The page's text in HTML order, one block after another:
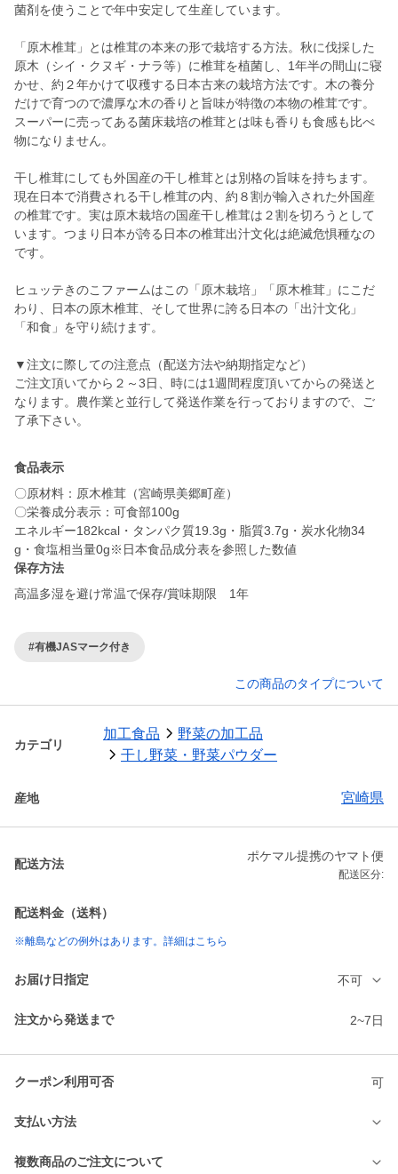
菌剤を使うことで年中安定して生産しています。
「原木椎茸」とは椎茸の本来の形で栽培する方法。秋に伐採した
原木（シイ・クヌギ・ナラ等）に椎茸を植菌し、1年半の間山に寝
かせ、約２年かけて収穫する日本古来の栽培方法です。木の養分
だけで育つので濃厚な木の香りと旨味が特徴の本物の椎茸です。
スーパーに売ってある菌床栽培の椎茸とは味も香りも食感も比べ
物になりません。
干し椎茸にしても外国産の干し椎茸とは別格の旨味を持ちます。
現在日本で消費される干し椎茸の内、約８割が輸入された外国産
の椎茸です。実は原木栽培の国産干し椎茸は２割を切ろうとして
います。つまり日本が誇る日本の椎茸出汁文化は絶滅危惧種なの
です。
ヒュッテきのこファームはこの「原木栽培」「原木椎茸」にこだ
わり、日本の原木椎茸、そして世界に誇る日本の「出汁文化」
「和食」を守り続けます。
▼注文に際しての注意点（配送方法や納期指定など）
ご注文頂いてから２～3日、時には1週間程度頂いてからの発送と
なります。農作業と並行して発送作業を行っておりますので、ご
了承下さい。
食品表示
〇原材料：原木椎茸（宮崎県美郷町産）
〇栄養成分表示：可食部100g
エネルギー182kcal・タンパク質19.3g・脂質3.7g・炭水化物34
保存方法
高温多湿を避け常温で保存/賞味期限 1年
#有機JASマーク付き
この商品のタイプについて
カテゴリ
加工食品
野菜の加工品
干し野菜・野菜パウダー
産地 宮崎県
配送方法
ポケマル提携のヤマト便
配送区分:
配送料金（送料）
※離島などの例外はあります。詳細はこちら
お届け日指定 不可
注文から発送まで 2~7日
クーポン利用可否 可
支払い方法
複数商品のご注文について